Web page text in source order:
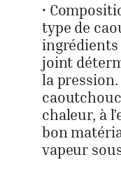
•
type de
ingrédients
joint
la pression.
chaleur, à
bon
vapeur